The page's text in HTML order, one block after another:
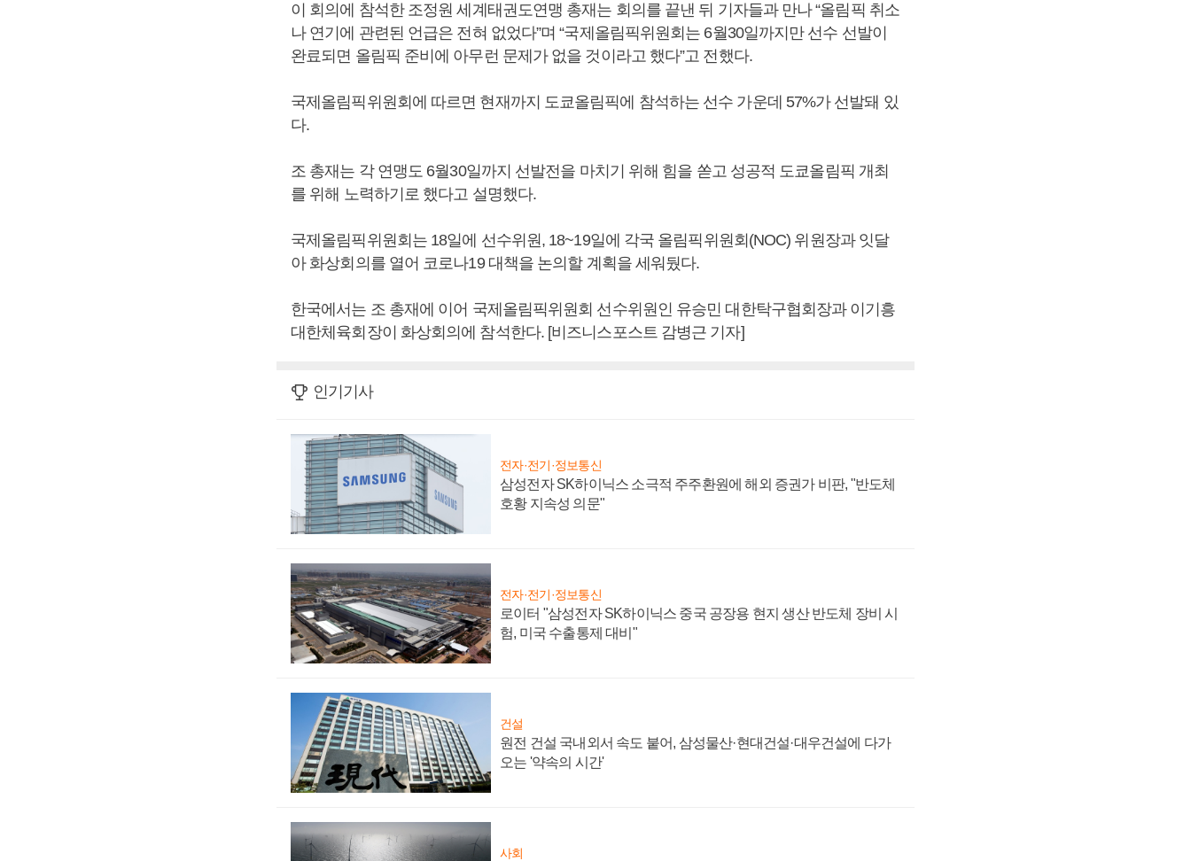
이 회의에 참석한 조정원 세계태권도연맹 총재는 회의를 끝낸 뒤 기자들과 만나 “올림픽 취소
나 연기에 관련된 언급은 전혀 없었다”며 “국제올림픽위원회는 6월30일까지만 선수 선발이
완료되면 올림픽 준비에 아무런 문제가 없을 것이라고 했다”고 전했다.
국제올림픽위원회에 따르면 현재까지 도쿄올림픽에 참석하는 선수 가운데 57%가 선발돼 있
다.
조 총재는 각 연맹도 6월30일까지 선발전을 마치기 위해 힘을 쏟고 성공적 도쿄올림픽 개최
를 위해 노력하기로 했다고 설명했다.
국제올림픽위원회는 18일에 선수위원, 18~19일에 각국 올림픽위원회(NOC) 위원장과 잇달
아 화상회의를 열어 코로나19 대책을 논의할 계획을 세워뒀다.
한국에서는 조 총재에 이어 국제올림픽위원회 선수위원인 유승민 대한탁구협회장과 이기흥
대한체육회장이 화상회의에 참석한다. [비즈니스포스트 감병근 기자]
인기기사
전자·전기·정보통신
삼성전자 SK하이닉스 소극적 주주환원에 해외 증권가 비판, "반도체
호황 지속성 의문"
전자·전기·정보통신
로이터 "삼성전자 SK하이닉스 중국 공장용 현지 생산 반도체 장비 시
험, 미국 수출통제 대비"
건설
원전 건설 국내외서 속도 붙어, 삼성물산·현대건설·대우건설에 다가
오는 '약속의 시간'
사회